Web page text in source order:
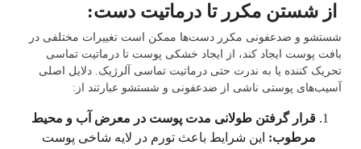
از شستن مکرر تا درماتیت دست:
شستشو و ضدعفونی مکرر دست‌‌ها ممکن است تغییرات مختلفی در
بافت پوست ایجاد کند، از ایجاد خشکی پوست تا درماتیت تماسی
تحریک کننده یا به ندرت حتی درماتیت تماسی آلرژیک. دلایل اصلی
آسیب‌های پوستی ناشی از ضدعفونی و شستشو عبارتند از:
قرار گرفتن طولانی مدت پوست در معرض آب و محیط
مرطوب: این شرایط باعث تورم در لایه شاخی پوست